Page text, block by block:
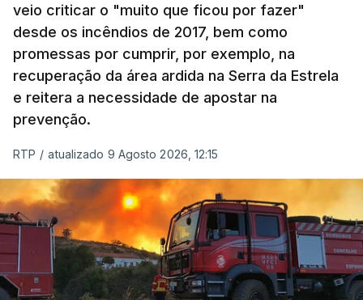
veio criticar o "muito que ficou por fazer"
desde os incêndios de 2017, bem como
promessas por cumprir, por exemplo, na
recuperação da área ardida na Serra da Estrela
e reitera a necessidade de apostar na
prevenção.
RTP / atualizado 9 Agosto 2026, 12:15